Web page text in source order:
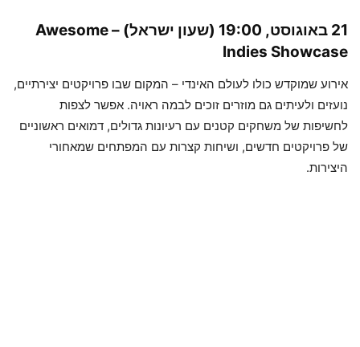
21 באוגוסט, 19:00 (שעון ישראל) –
Awesome
Indies Showcase
אירוע שמוקדש כולו לעולם האינדי – המקום שבו פרויקטים יצירתיים,
נועזים ולעיתים גם מוזרים זוכים לבמה ראויה. אפשר לצפות
לחשיפות של משחקים קטנים עם רעיונות גדולים, דמואים ראשוניים
של פרויקטים חדשים, ושיחות קצרות עם המפתחים שמאחורי
היצירות.